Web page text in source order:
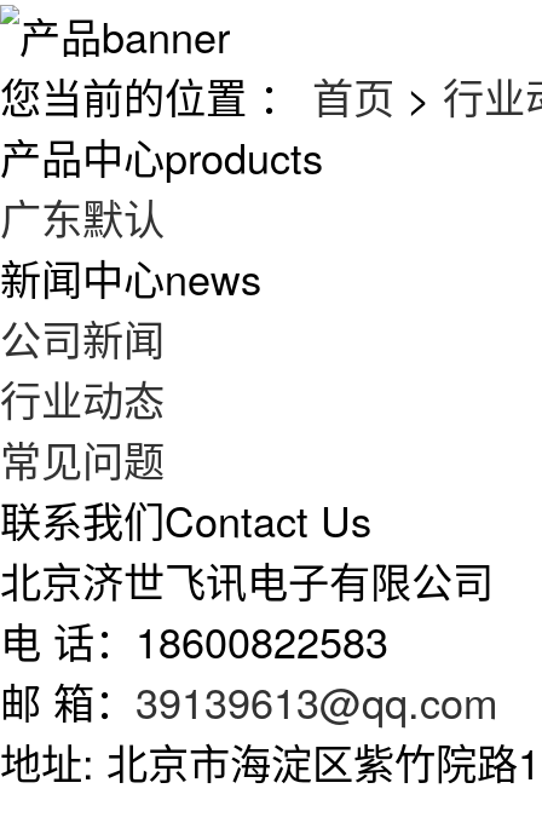
您当前的位置 ： 首页 > 行业
产品中心products
广东默认
新闻中心news
公司新闻
行业动态
常见问题
联系我们Contact Us
北京济世飞讯电子有限公司
电 话：18600822583
邮 箱： 39139613@qq.com
地址: 北京市海淀区紫竹院路